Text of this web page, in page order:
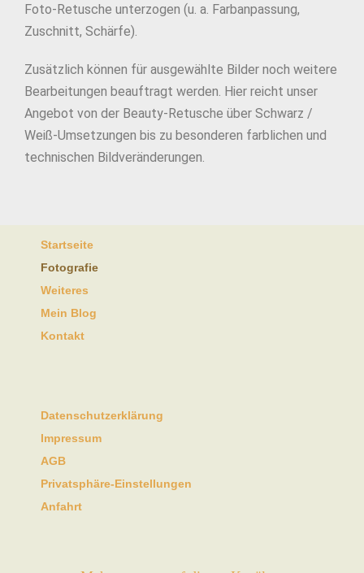
Foto-Retusche unterzogen (u. a. Farbanpassung,
Zuschnitt, Schärfe).
Zusätzlich können für ausgewählte Bilder noch weitere
Bearbeitungen beauftragt werden. Hier reicht unser
Angebot von der Beauty-Retusche über Schwarz /
Weiß-Umsetzungen bis zu besonderen farblichen und
technischen Bildveränderungen.
Startseite
Fotografie
Weiteres
Mein Blog
Kontakt
Datenschutzerklärung
Impressum
AGB
Privatsphäre-Einstellungen
Anfahrt